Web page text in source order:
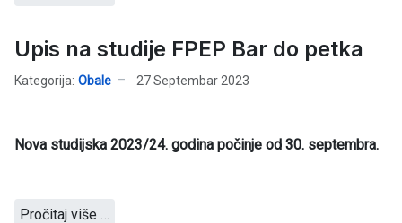
Upis na studije FPEP Bar do petka
Kategorija: Obale 27 Septembar 2023
Nova studijska 2023/24. godina počinje od 30. septembra.
Pročitaj više …